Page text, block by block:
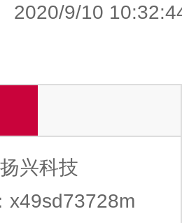
2020/9/10
兴科技
x49sd73728m